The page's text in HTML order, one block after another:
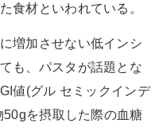
食材といわれている。
増加させない低インシ
も、パスタが話題とな
値(グル セミックインデ
を摂取した際の血糖